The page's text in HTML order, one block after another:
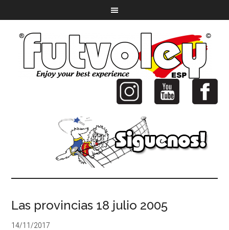
Las provincias 18 julio 2005
14/11/2017